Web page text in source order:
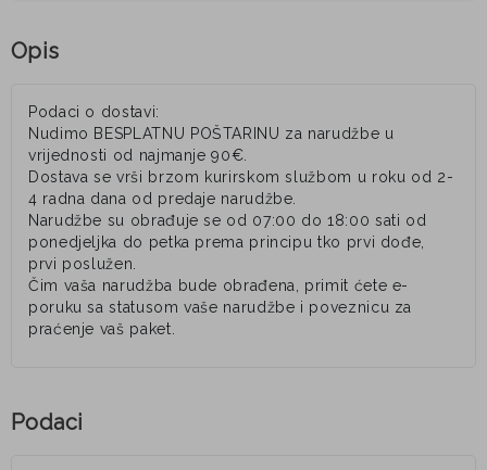
Opis
Podaci o dostavi:
Nudimo BESPLATNU POŠTARINU za narudžbe u
vrijednosti od najmanje 90€.
Dostava se vrši brzom kurirskom službom u roku od 2-
4 radna dana od predaje narudžbe.
Narudžbe su obrađuje se od 07:00 do 18:00 sati od
ponedjeljka do petka prema principu tko prvi dođe,
prvi poslužen.
Čim vaša narudžba bude obrađena, primit ćete e-
poruku sa statusom vaše narudžbe i poveznicu za
praćenje vaš paket.
Podaci